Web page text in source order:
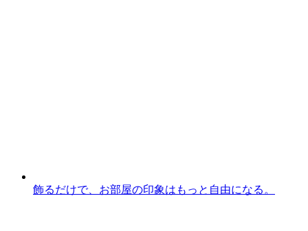
飾るだけで、お部屋の印象はもっと自由になる。